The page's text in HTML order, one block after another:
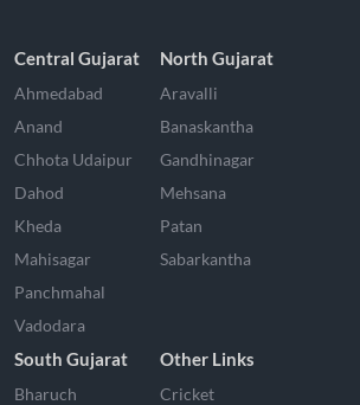
Central Gujarat
Ahmedabad
Anand
Chhota Udaipur
Dahod
Kheda
Mahisagar
Panchmahal
Vadodara
North Gujarat
Aravalli
Banaskantha
Gandhinagar
Mehsana
Patan
Sabarkantha
South Gujarat
Bharuch
Other Links
Cricket